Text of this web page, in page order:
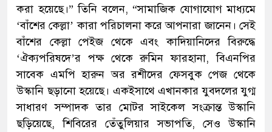
করা হয়েছে।” তিনি বলেন, “সামাজিক যোগাযোগ মাধ্যমে
‘বাঁশের কেল্লা’ কারা পরিচালনা করে আপনারা জানেন। সেই
বাঁশের কেল্লা পেইজ থেকে এবং কাদিয়ানিদের বিরুদ্ধে
‘ঐক্যপরিষদে’র পক্ষ থেকে রুমিন ফারহানা, বিএনপির
সাবেক এমপি হারুন অর রশীদের ফেসবুক পেজ থেকে
উস্কানি ছড়ানো হয়েছে। একইসাথে এখানকার যুবদলের যুগ্ম
সাধারণ সম্পাদক তার মোটর সাইকেল সংক্রান্ত উস্কানি
ছড়িয়েছে, শিবিরের তেঁতুলিয়ার সভাপতি, সেও উস্কানি